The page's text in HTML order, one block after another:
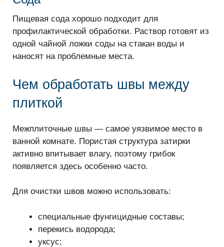
Пищевая сода хорошо подходит для
профилактической обработки. Раствор готовят из
одной чайной ложки соды на стакан воды и
наносят на проблемные места.
Чем обработать швы между
плиткой
Межплиточные швы — самое уязвимое место в
ванной комнате. Пористая структура затирки
активно впитывает влагу, поэтому грибок
появляется здесь особенно часто.
Для очистки швов можно использовать:
специальные фунгицидные составы;
перекись водорода;
уксус;